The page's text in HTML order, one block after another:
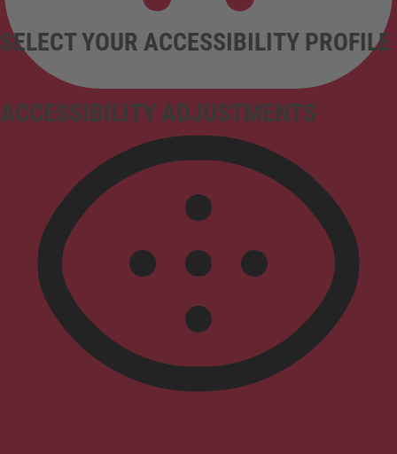
ACCESSIBILITY ADJUSTMENTS
SELECT YOUR ACCESSIBILITY PROFILE